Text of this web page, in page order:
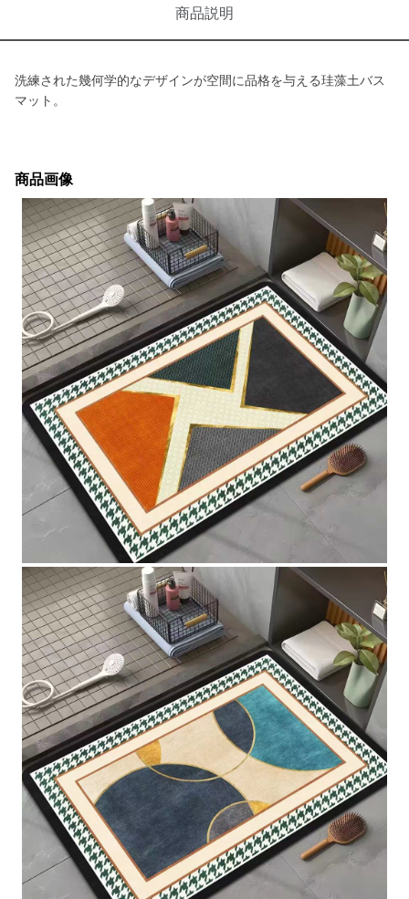
商品説明
洗練された幾何学的なデザインが空間に品格を与える珪藻土バス
マット。
商品画像